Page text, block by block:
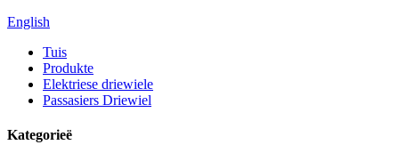
English
Tuis
Produkte
Elektriese driewiele
Passasiers Driewiel
Kategorieë